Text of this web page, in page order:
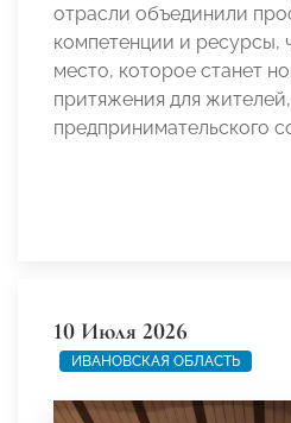
отрасли объединили
компетенции и ресурсы,
место, которое станет
притяжения для
предпринимательского
10 Июля 2026
ИВАНОВСКАЯ ОБЛАСТЬ